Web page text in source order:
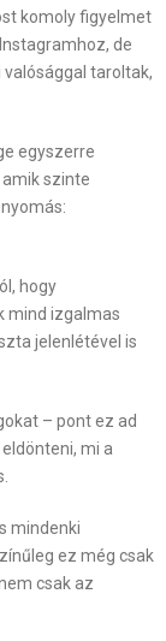
komoly figyelmet
de
taroltak,
egyszerre
szinte
hogy
mind izgalmas
jelenlétével is
– pont ez ad
mi a
mindenki
ez még csak
csak az